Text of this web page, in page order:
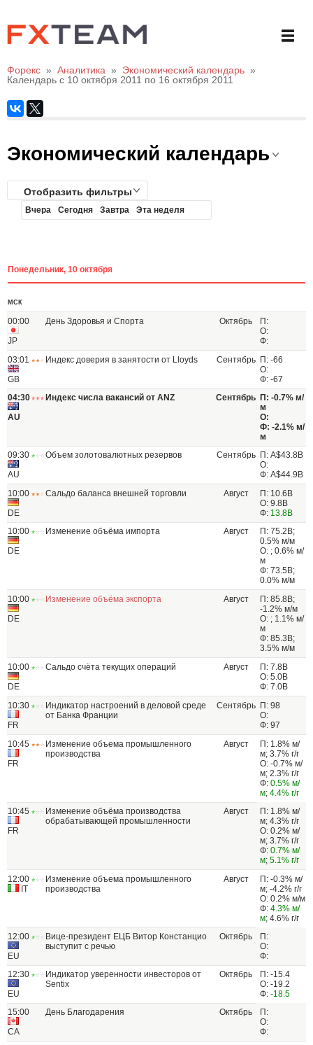
Форекс » Аналитика » Экономический календарь »
Календарь с 10 октября 2011 по 16 октября 2011
Экономический календарь
Отобразить фильтры
Вчера Сегодня Завтра Эта неделя
Понедельник, 10 октября
МСК
00:00
JP
День Здоровья и Спорта Октябрь
П:
О:
Ф:
03:01
GB
Индекс доверия в занятости от Lloyds Сентябрь
П: -66
О:
Ф: -67
04:30
AU
Индекс числа вакансий от ANZ Сентябрь П: -0.7% м/
м
О:
Ф: -2.1% м/
м
09:30
AU
Объем золотовалютных резервов Сентябрь
П: A$43.8B
О:
Ф: A$44.9B
10:00
DE
Сальдо баланса внешней торговли Август
П: 10.6B
О: 9.8B
Ф: 13.8B
10:00
DE
Изменение объёма импорта Август
П: 75.2B;
0.5% м/м
О: ; 0.6% м/
м
Ф: 73.5B;
0.0% м/м
10:00
DE
Изменение объёма экспорта Август
П: 85.8B;
-1.2% м/м
О: ; 1.1% м/
м
Ф: 85.3B;
3.5% м/м
10:00
DE
Сальдо счёта текущих операций Август
П: 7.8B
О: 5.0B
Ф: 7.0B
10:30
FR
Индикатор настроений в деловой среде
от Банка Франции
Сентябрь
П: 98
О:
Ф: 97
10:45
FR
Изменение объема промышленного
производства
Август
П: 1.8% м/
м; 3.7% г/г
О: -0.7% м/
м; 2.3% г/г
Ф: 0.5% м/
м; 4.4% г/г
10:45
FR
Изменение объёма производства
обрабатывающей промышленности
Август
П: 1.8% м/
м; 4.3% г/г
О: 0.2% м/
м; 3.7% г/г
Ф: 0.7% м/
м; 5.1% г/г
12:00
IT
Изменение объема промышленного
производства
Август
П: -0.3% м/
м; -4.2% г/г
О: 0.2% м/м
Ф: 4.3% м/
м; 4.6% г/г
12:00
EU
Вице-президент ЕЦБ Витор Констанцио
выступит с речью
Октябрь
П:
О:
Ф:
12:30
EU
Индикатор уверенности инвесторов от
Sentix
Октябрь
П: -15.4
О: -19.2
Ф: -18.5
15:00
CA
День Благодарения Октябрь
П:
О:
Ф: